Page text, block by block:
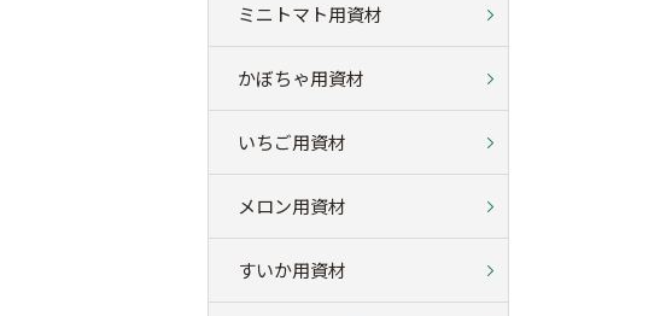
ミニトマト用資材
かぼちゃ用資材
いちご用資材
メロン用資材
すいか用資材